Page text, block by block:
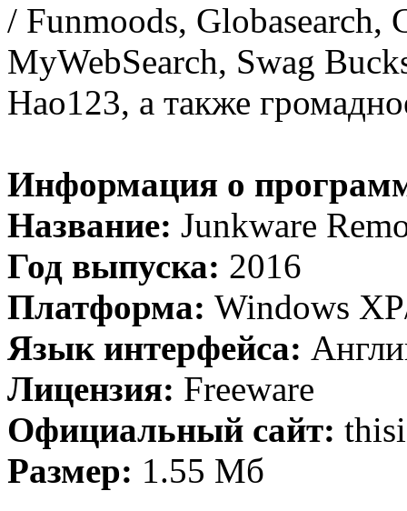
/ Funmoods,
MyWebSearch, Swag
Hao123, а также
Информация о
Название: Junkware
Год выпуска: 2016
Платформа: Windows
Язык интерфейса:
Лицензия: Freeware
Официальный сайт:
Размер: 1.55 Мб